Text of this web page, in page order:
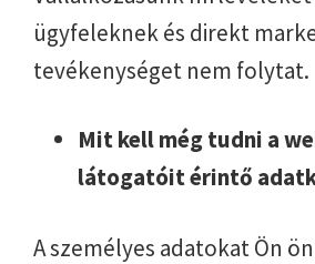
ügyfeleknek és direkt
tevékenységet nem folytat.
Mit kell még tudni a
látogatóit érintő
A személyes adatokat Ön